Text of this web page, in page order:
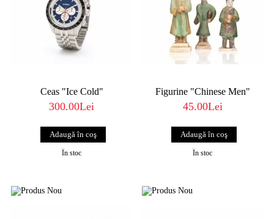
Ceas "Ice Cold"
300.00Lei
În stoc
Figurine "Chinese Men"
45.00Lei
În stoc